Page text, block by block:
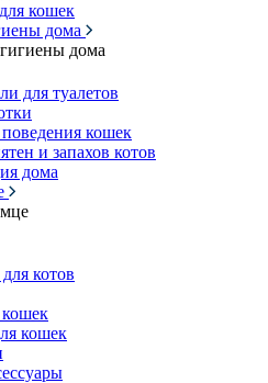
кошек
дома
дома
для туалетов
кошек
и запахов котов
дома
котов
кошек